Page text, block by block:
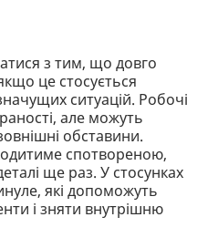
з тим, що довго
це стосується
ситуацій. Робочі
але можуть
обставини.
спотвореною,
ще раз. У стосунках
які допоможуть
і зняти внутрішню